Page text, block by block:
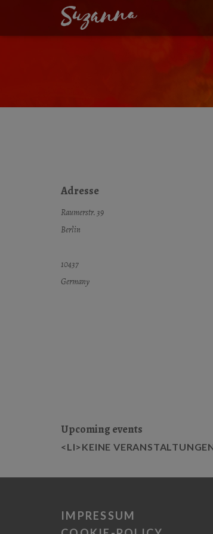
Adresse
Raumerstr. 39
Berlin
10437
Germany
Upcoming events
<LI>KEINE
IMPRESSUM